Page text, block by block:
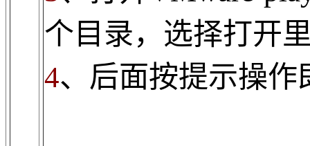
个目录，选择打开
4、后面按提示操作